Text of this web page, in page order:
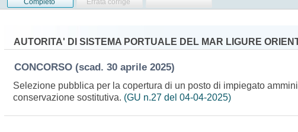
AUTORITA' DI SISTEMA PORTUALE DEL MAR LIGURE
CONCORSO (scad. 30 aprile 2025)
Selezione pubblica per la copertura di un posto di impiegato
conservazione sostitutiva. (GU n.27 del 04-04-2025)